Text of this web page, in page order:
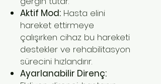
Aktif Mod: Hasta elini
hareket ettirmeye
çalışırken cihaz bu hareketi
destekler ve rehabilitasyon
sürecini hızlandırır.
Ayarlanabilir Direnç: